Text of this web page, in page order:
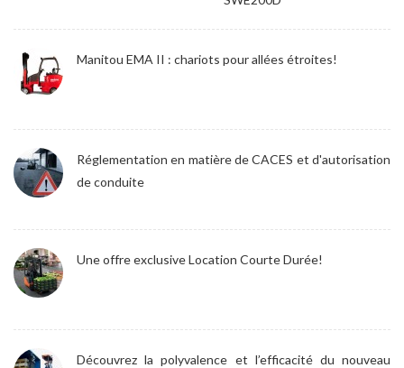
Manitou EMA II : chariots pour allées étroites!
Réglementation en matière de CACES et d'autorisation
de conduite
Une offre exclusive Location Courte Durée!
Découvrez la polyvalence et l’efficacité du nouveau